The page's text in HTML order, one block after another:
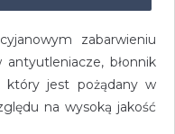
zabarwieniu
błonnik
który jest pożądany w
na wysoką jakość